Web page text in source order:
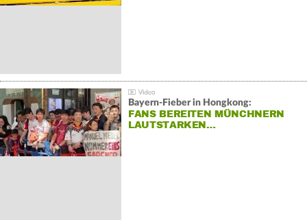
Bayern-Fieber in Hongkong:
FANS BEREITEN MÜNCHNERN
LAUTSTARKEN…